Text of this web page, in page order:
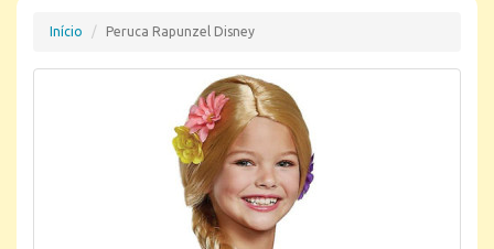
Início Peruca Rapunzel Disney